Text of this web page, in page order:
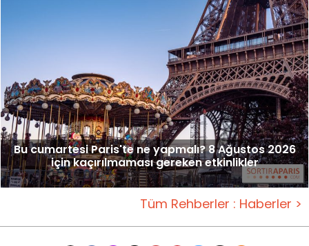
Bu cumartesi Paris'te ne yapmalı? 8 Ağustos 2026
için kaçırılmaması gereken etkinlikler
Tüm Rehberler : Haberler >